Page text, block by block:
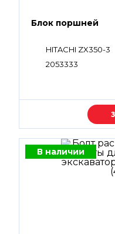
Блок поршней
HITACHI ZX350-3
2053333
В наличии